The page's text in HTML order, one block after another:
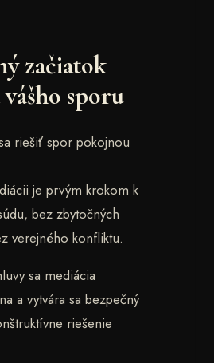
začiatok
sporu
riešiť spor pokojnou
je prvým krokom k
bez zbytočných
verejného konfliktu.
sa mediácia
a vytvára sa bezpečný
riešenie